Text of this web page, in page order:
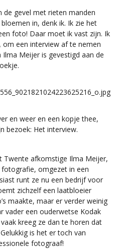
de gevel met rieten manden
in, denk ik. Ik zie het
foto! Daar moet ik vast zijn. Ik
een interview af te nemen
Meijer is gevestigd aan de
en weer en een kopje thee,
bezoek: Het interview.
Twente afkomstige Ilma Meijer,
omgezet in een
runt ze nu een bedrijf voor
zichzelf een laatbloeier
maakte, maar er verder weinig
vader een ouderwetse Kodak
kreeg ze dan te horen dat
is het er toch van
fotograaf!